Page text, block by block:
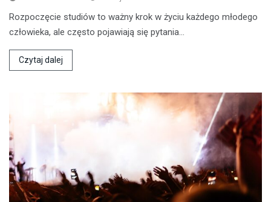
Rozpoczęcie studiów to ważny krok w życiu każdego młodego
człowieka, ale często pojawiają się pytania…
Czytaj dalej